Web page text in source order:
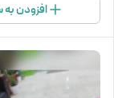
افزودن